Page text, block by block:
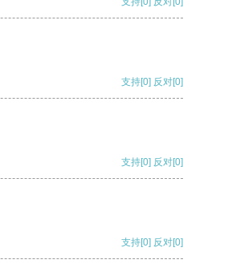
支持[0] 反对[0]
支持[0] 反对[0]
支持[0] 反对[0]